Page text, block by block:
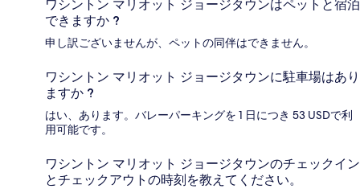
ワシントン マリオット ジョージタウンはペットと宿泊
できますか ?
申し訳ございませんが、ペットの同伴はできません。
ワシントン マリオット ジョージタウンに駐車場はあり
ますか ?
はい、あります。バレーパーキングを 1 日につき 53 USDで利
用可能です。
ワシントン マリオット ジョージタウンのチェックイン
とチェックアウトの時刻を教えてください。